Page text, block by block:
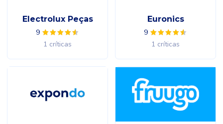
Electrolux Peças
9
1 críticas
Euronics
9
1 críticas